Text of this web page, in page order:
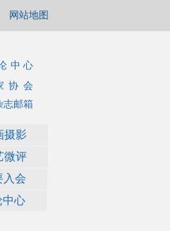
网站地图
中心
协会
志邮箱
摄影
微评
入会
中心